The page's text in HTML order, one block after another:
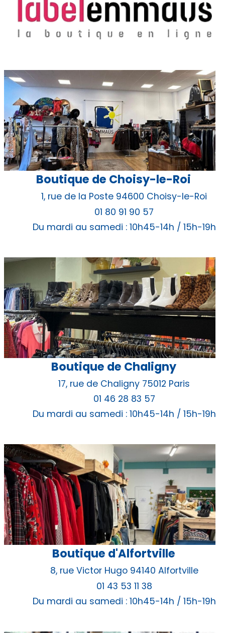
Boutique de Choisy-le-Roi
1, rue de la Poste 94600 Choisy-le-Roi
01 80 91 90 57
Du mardi au samedi : 10h45-14h / 15h-19h
Boutique de Chaligny
17, rue de Chaligny 75012 Paris
01 46 28 83 57
Du mardi au samedi : 10h45-14h / 15h-19h
Boutique d'Alfortville
8, rue Victor Hugo 94140 Alfortville
01 43 53 11 38
Du mardi au samedi : 10h45-14h / 15h-19h